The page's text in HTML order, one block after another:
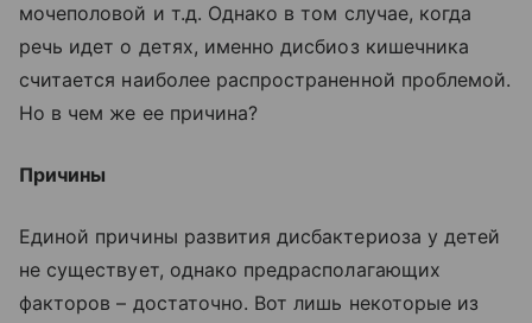
мочеполовой и т.д. Однако в том случае, когда
речь идет о детях, именно дисбиоз кишечника
считается наиболее распространенной проблемой.
Но в чем же ее причина?
Причины
Единой причины развития дисбактериоза у детей
не существует, однако предрасполагающих
факторов – достаточно. Вот лишь некоторые из